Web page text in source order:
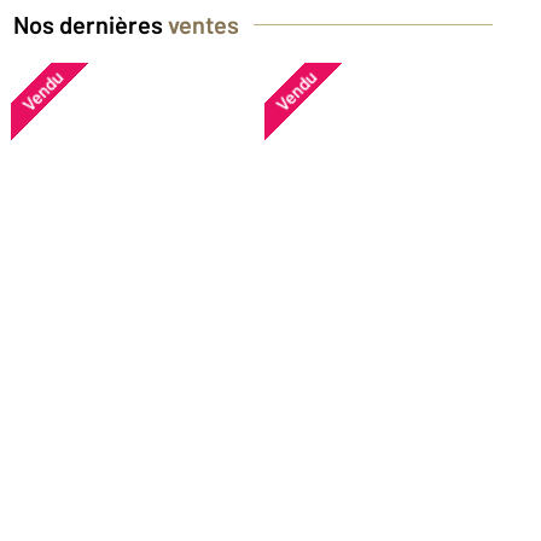
Nos dernières ventes
Vendu Vendu